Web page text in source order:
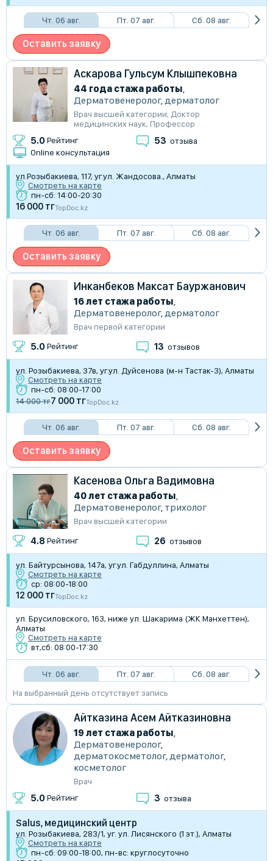
Чт. 06 авг. Пт. 07 авг. Сб. 08 авг.
Оставить заявку
Аскарова Гульсум Клышпековна
44 года стажа работы
Дерматовенеролог, дерматолог
Врач высшей категории, Доктор
медицинских наук, Профессор
5.0 Рейтинг 53 отзыва
Online консультация
ул.Розыбакиева, 117, уг.ул. Жандосова., Алматы
Смотреть на карте
пн-сб: 14:00-20:30
16 000 тгTopDoc.kz
Чт. 06 авг. Пт. 07 авг. Сб. 08 авг.
Оставить заявку
Инканбеков Максат Бауржанович
16 лет стажа работы
Дерматовенеролог, дерматолог
Врач первой категории
5.0 Рейтинг 13 отзывов
​ул. Розыбакиева, 37в, уг.ул. Дуйсенова (м-н Тастак-3), Алматы
Смотреть на карте
пн-сб: 08:00-17:00
14 000 тг7 000 тгTopDoc.kz
Чт. 06 авг. Пт. 07 авг. Сб. 08 авг.
Оставить заявку
Касенова Ольга Вадимовна
40 лет стажа работы
Дерматовенеролог, трихолог
Врач высшей категории
4.8 Рейтинг 26 отзывов
ул. Байтурсынова, 147а, уг.ул. Габдуллина, Алматы
Смотреть на карте
ср: 08:00-18:00
12 000 тгTopDoc.kz
ул. Брусиловского, 163, ниже ул. Шакарима (ЖК Манхеттен),
Алматы
Смотреть на карте
вт,сб: 08:00-17:30
Чт. 06 авг. Пт. 07 авг.
Сб. 08 авг.
На выбранный день отсутствует запись
Айтказина Асем Айтказиновна
19 лет стажа работы
Дерматовенеролог,
дерматокосметолог, дерматолог,
косметолог
Врач
5.0 Рейтинг 3 отзыва
Salus, медицинский центр
ул. Розыбакиева, 283/1, уг. ул. Лисянского (1 эт.), Алматы
Смотреть на карте
пн-сб: 09:00-18:00, пн-вс: круглосуточно